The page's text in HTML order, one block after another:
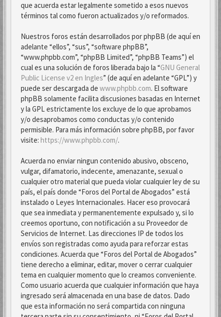
que acuerda estar legalmente sometido a esos nuevos
términos tal como fueron actualizados y/o reformados.
Nuestros foros están desarrollados por phpBB (de aquí en
adelante “ellos”, “sus”, “software phpBB”,
“www.phpbb.com”, “phpBB Limited”, “phpBB Teams”) el
cual es una solución de foros liberada bajo la “GNU General
Public License v2 en Ingles” (de aquí en adelante “GPL”) y
puede ser descargada de www.phpbb.com. El software
phpBB solamente facilita discusiones basadas en Internet
y la GPL estrictamente los excluye de lo que aprobamos
y/o desaprobamos como conductas y/o contenido
permisible. Para más información sobre phpBB, por favor
visite: https://www.phpbb.com/.
Acuerda no enviar ningun contenido abusivo, obsceno,
vulgar, difamatorio, indecente, amenazante, sexual o
cualquier otro material que pueda violar cualquier ley de su
país, el país donde “Foros del Portal de Abogados” está
instalado o Leyes Internacionales. Hacer eso provocará
que sea inmediata y permanentemente expulsado y, si lo
creemos oportuno, con notificación a su Proveedor de
Servicios de Internet. Las direcciones IP de todos los
envíos son registradas como ayuda para reforzar estas
condiciones. Acuerda que “Foros del Portal de Abogados”
tiene derecho a eliminar, editar, mover o cerrar cualquier
tema en cualquier momento que lo creamos conveniente.
Como usuario acuerda que cualquier información que haya
ingresado será almacenada en una base de datos. Dado
que esta información no será compartida con ninguna